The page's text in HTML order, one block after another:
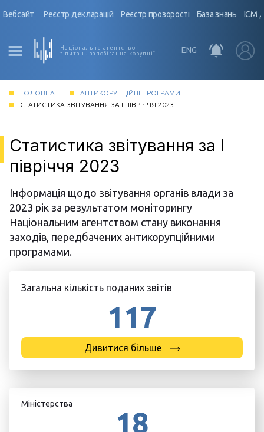
Вебсайт Реєстр декларацій Реєстр прозорості База знань ІСМ
Національне агентство
з питань запобігання корупції
ENG
ГОЛОВНА
АНТИКОРУПЦІЙНІ ПРОГРАМИ
СТАТИСТИКА ЗВІТУВАННЯ ЗА I ПІВРІЧЧЯ 2023
Статистика звітування за I
півріччя 2023
Інформація щодо звітування органів влади за
2023 рік за результатом моніторингу
Національним агентством стану виконання
заходів, передбачених антикорупційними
програмами.
117
Загальна кількість поданих звітів
Дивитися більше
18
Міністерства